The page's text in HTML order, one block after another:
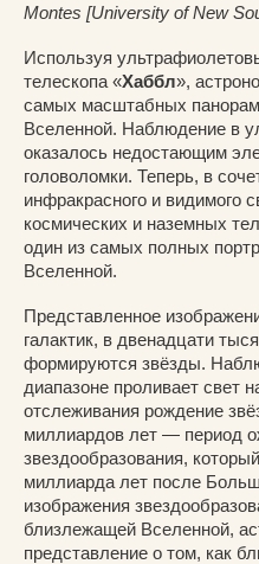
Montes [University of New
Используя
телескопа «Хаббл»,
самых масштабных панорам
Вселенной. Наблюдение в
оказалось недостающим
головоломки. Теперь, в
инфракрасного и видимого
космических и наземных
один из самых полных
Вселенной.
Представленное
галактик, в двенадцати
формируются звёзды.
диапазоне проливает свет
отслеживания рождение
миллиардов лет — период
звездообразования,
миллиарда лет после
изображения
близлежащей Вселенной,
представление о том, как